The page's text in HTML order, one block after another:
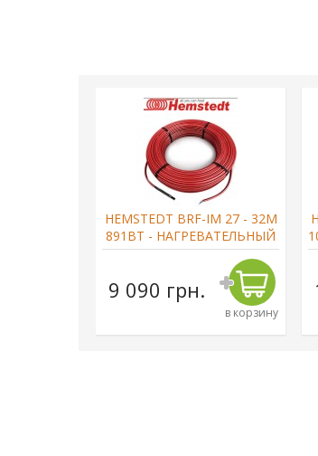
HEMSTEDT BRF-IM 27 - 32М
891ВТ - НАГРЕВАТЕЛЬНЫЙ
КАБЕЛЬ
9 090 грн.
в корзину